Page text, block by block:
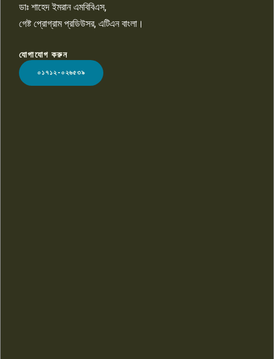
LOGO
ডাঃ শাহেদ ইমরান এমবিবিএস,
গেষ্ট প্রোগ্রাম প্রডিউসর, এটিএন বাংলা।
যোগাযোগ করুন
০১৭১২-০২৬৫৩৯